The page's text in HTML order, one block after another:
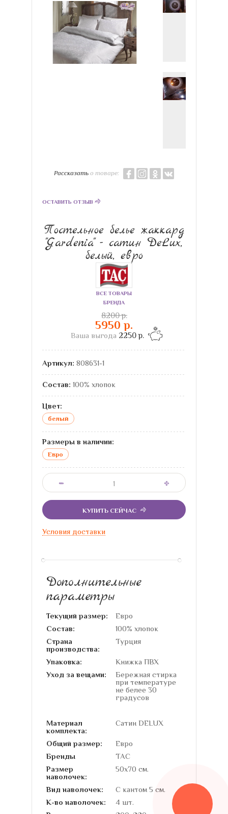
Рассказать о товаре:
ОСТАВИТЬ ОТЗЫВ
Постельное белье жаккард
"Gardenia" - сатин DeLux,
белый, евро
ВСЕ ТОВАРЫ
БРЕНДА
8200 р.
5950 р.
Ваша выгода 2250 р.
Артикул: 808631-1
Состав: 100% хлопок
Цвет:
белый
Размеры в наличии:
Евро
КУПИТЬ СЕЙЧАС
Условия доставки
Дополнительные
параметры
Текущий размер:
Евро
Состав:
100% хлопок
Страна
производства:
Турция
Упаковка:
Книжка ПВХ
Уход за вещами:
Бережная стирка
при температуре
не белее 30
градусов
Материал
комплекта:
Сатин DELUX
Общий размер:
Евро
Бренды
TAC
Размер
наволочек:
50х70 см.
Вид наволочек:
С кантом 5 см.
К-во наволочек:
4 шт.